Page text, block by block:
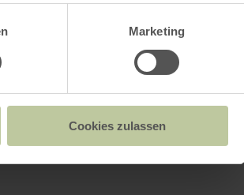
Marketing
Cookies zulassen